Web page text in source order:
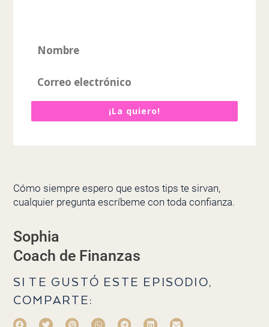
¡La quiero!
Cómo siempre espero que estos tips te sirvan,
cualquier pregunta escríbeme con toda confianza.
Sophia
Coach de Finanzas
SI TE GUSTÓ ESTE EPISODIO,
COMPARTE: